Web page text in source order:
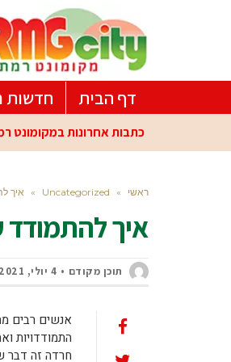
דף הבית חדשות
כתבות אחרונות במקומונט
ראשי »
Uncategorized
» איך
איך
תוכן מקודם 4 יולי, 2021
אנשים רבים
התמודדויות
חרדה זה דבר